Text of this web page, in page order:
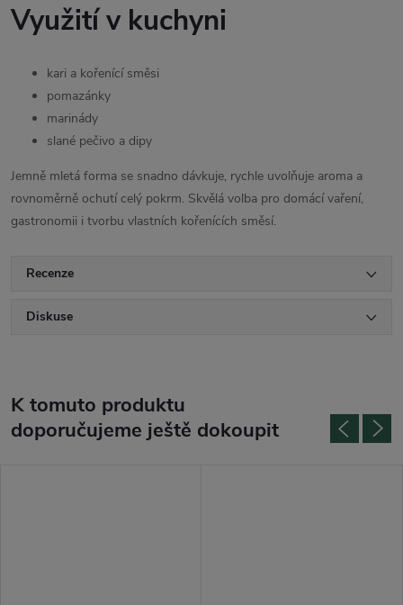
Využití v kuchyni
kari a kořenící směsi
pomazánky
marinády
slané pečivo a dipy
Jemně mletá forma se snadno dávkuje, rychle uvolňuje aroma a
rovnoměrně ochutí celý pokrm. Skvělá volba pro domácí vaření,
gastronomii i tvorbu vlastních kořenících směsí.
Recenze
Diskuse
K tomuto produktu
doporučujeme ještě dokoupit